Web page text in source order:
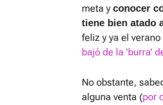
meta y conocer
tiene bien atado
feliz y ya el
bajó de la 'burra'
No obstante,
alguna venta (por